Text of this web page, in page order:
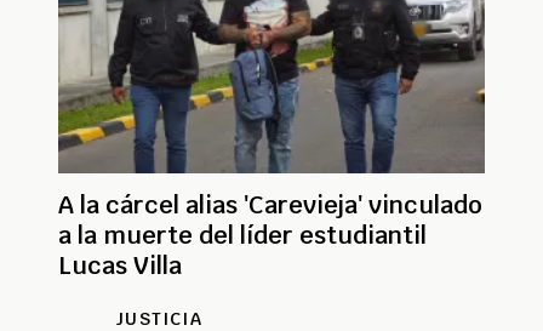
A la cárcel alias 'Carevieja' vinculado
a la muerte del líder estudiantil
Lucas Villa
JUSTICIA